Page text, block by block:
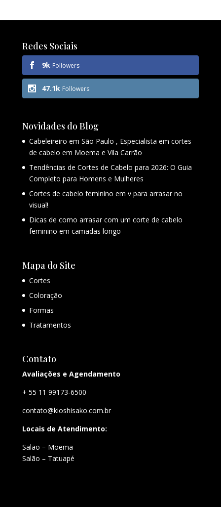
Redes Sociais
9k Followers
47.1k Followers
Novidades do Blog
Cabeleireiro em São Paulo , Especialista em cortes
de cabelo em Moema e Vila Carrão
Tendências de Cortes de Cabelo para 2026: O Guia
Completo para Homens e Mulheres
Cortes de cabelo feminino em v para arrasar no
visual!
Dicas de como arrasar com um corte de cabelo
feminino em camadas longo
Mapa do Site
Cortes
Coloração
Formas
Tratamentos
Contato
Avaliações e Agendamento
+ 55 11 99173-6500
contato@kioshisako.com.br
Locais de Atendimento:
Salão – Moema
Salão – Tatuapé